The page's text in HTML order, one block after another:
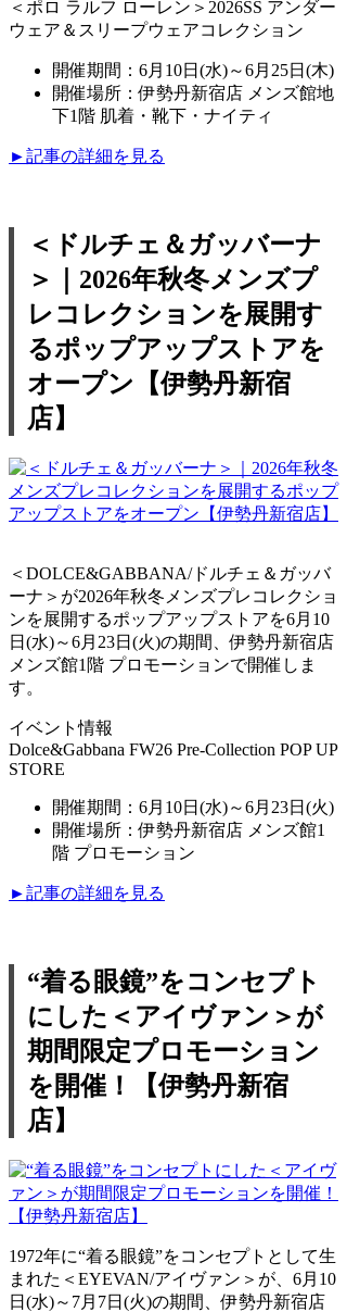
＜ポロ ラルフ ローレン＞2026SS アンダー
ウェア＆スリープウェアコレクション
開催期間：6月10日(水)～6月25日(木)
開催場所：伊勢丹新宿店 メンズ館地
下1階 肌着・靴下・ナイティ
►記事の詳細を見る
＜ドルチェ＆ガッバーナ
＞｜2026年秋冬メンズプ
レコレクションを展開す
るポップアップストアを
オープン【伊勢丹新宿
店】
＜DOLCE&GABBANA/ドルチェ＆ガッバ
ーナ＞が2026年秋冬メンズプレコレクショ
ンを展開するポップアップストアを6月10
日(水)～6月23日(火)の期間、伊勢丹新宿店
メンズ館1階 プロモーションで開催しま
す。
イベント情報
Dolce&Gabbana FW26 Pre-Collection POP UP
STORE
開催期間：6月10日(水)～6月23日(火)
開催場所：伊勢丹新宿店 メンズ館1
階 プロモーション
►記事の詳細を見る
“着る眼鏡”をコンセプト
にした＜アイヴァン＞が
期間限定プロモーション
を開催！【伊勢丹新宿
店】
1972年に“着る眼鏡”をコンセプトとして生
まれた＜EYEVAN/アイヴァン＞が、6月10
日(水)～7月7日(火)の期間、伊勢丹新宿店